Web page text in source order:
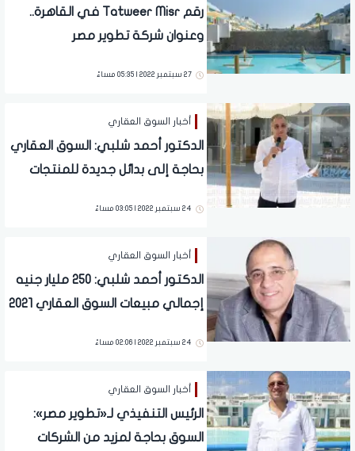
رقم Tatweer Misr في القاهرة..
وعنوان شركة تطوير مصر
27 سبتمبر 2022 | 05:35 مساءً
أخبار السوق العقاري
الدكتور أحمد شلبي: السوق العقاري
بحاجة إلى بدائل جديدة للمنتجات
24 سبتمبر 2022 | 03:05 مساءً
أخبار السوق العقاري
الدكتور أحمد شلبي: 250 مليار جنيه
إجمالي مبيعات السوق العقاري 2021
24 سبتمبر 2022 | 02:06 مساءً
أخبار السوق العقاري
الرئيس التنفيذي لـ«تطوير مصر»:
السوق بحاجة لمزيد من الشركات